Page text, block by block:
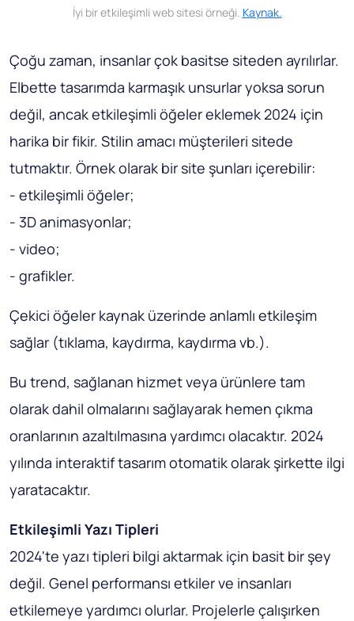
İyi bir etkileşimli web sitesi örneği. Kaynak.
Çoğu zaman, insanlar çok basitse siteden ayrılırlar.
Elbette tasarımda karmaşık unsurlar yoksa sorun
değil, ancak etkileşimli öğeler eklemek 2024 için
harika bir fikir. Stilin amacı müşterileri sitede
tutmaktır. Örnek olarak bir site şunları içerebilir:
- etkileşimli öğeler;
- 3D animasyonlar;
- video;
- grafikler.
Çekici öğeler kaynak üzerinde anlamlı etkileşim
sağlar (tıklama, kaydırma, kaydırma vb.).
Bu trend, sağlanan hizmet veya ürünlere tam
olarak dahil olmalarını sağlayarak hemen çıkma
oranlarının azaltılmasına yardımcı olacaktır. 2024
yılında interaktif tasarım otomatik olarak şirkette ilgi
yaratacaktır.
Etkileşimli Yazı Tipleri
2024'te yazı tipleri bilgi aktarmak için basit bir şey
değil. Genel performansı etkiler ve insanları
etkilemeye yardımcı olurlar. Projelerle çalışırken